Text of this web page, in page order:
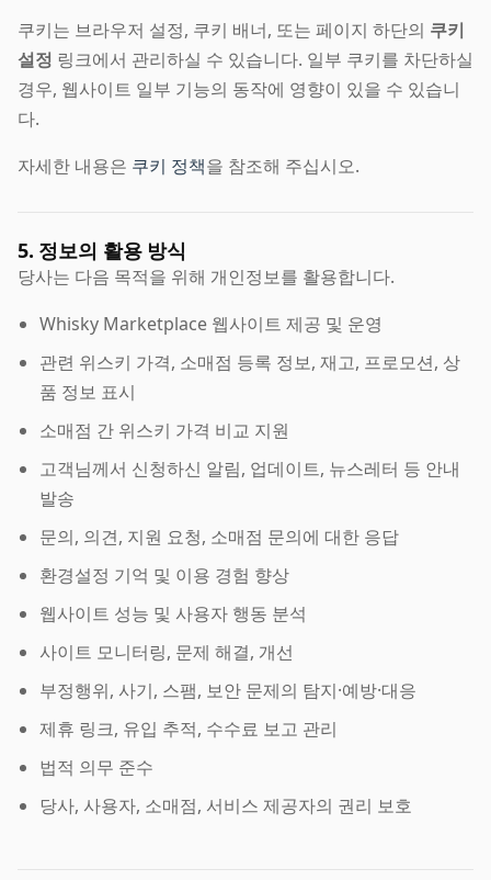
쿠키는 브라우저 설정, 쿠키 배너, 또는 페이지 하단의 쿠키
설정 링크에서 관리하실 수 있습니다. 일부 쿠키를 차단하실
경우, 웹사이트 일부 기능의 동작에 영향이 있을 수 있습니
다.
자세한 내용은 쿠키 정책을 참조해 주십시오.
5. 정보의 활용 방식
당사는 다음 목적을 위해 개인정보를 활용합니다.
Whisky Marketplace 웹사이트 제공 및 운영
관련 위스키 가격, 소매점 등록 정보, 재고, 프로모션, 상
품 정보 표시
소매점 간 위스키 가격 비교 지원
고객님께서 신청하신 알림, 업데이트, 뉴스레터 등 안내
발송
문의, 의견, 지원 요청, 소매점 문의에 대한 응답
환경설정 기억 및 이용 경험 향상
웹사이트 성능 및 사용자 행동 분석
사이트 모니터링, 문제 해결, 개선
부정행위, 사기, 스팸, 보안 문제의 탐지·예방·대응
제휴 링크, 유입 추적, 수수료 보고 관리
법적 의무 준수
당사, 사용자, 소매점, 서비스 제공자의 권리 보호